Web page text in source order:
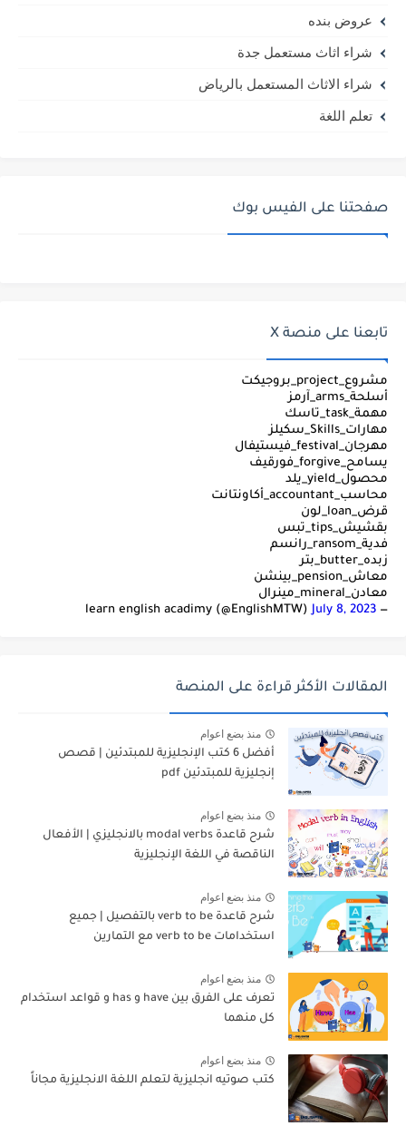
عروض بنده
شراء اثاث مستعمل جدة
شراء الاثاث المستعمل بالرياض
تعلم اللغة
صفحتنا على الفيس بوك
تابعنا على منصة X
مشروع_project_بروجيكت
أسلحة_arms_آرمز
مهمة_task_تاسك
مهارات_Skills_سكيلز
مهرجان_festival_فيستيفال
يسامح_forgive_فورقيف
محصول_yield_يلد
محاسب_accountant_أكاونتانت
قرض_loan_لون
بقشيش_tips_تبس
فدية_ransom_رانسم
زبده_butter_بتر
معاش_pension_بينشن
معادن_mineral_مينرال
— learn english acadimy (@EnglishMTW)
July 8, 2023
المقالات الأكثر قراءة على المنصة
منذ بضع اعوام
أفضل 6 كتب الإنجليزية للمبتدئين | قصص
إنجليزية للمبتدئين pdf
منذ بضع اعوام
شرح قاعدة modal verbs بالانجليزي | الأفعال
الناقصة في اللغة الإنجليزية
منذ بضع اعوام
شرح قاعدة verb to be بالتفصيل | جميع
استخدامات verb to be مع التمارين
منذ بضع اعوام
تعرف على الفرق بين have و has و قواعد استخدام
كل منهما
منذ بضع اعوام
كتب صوتيه انجليزية لتعلم اللغة الانجليزية مجاناً